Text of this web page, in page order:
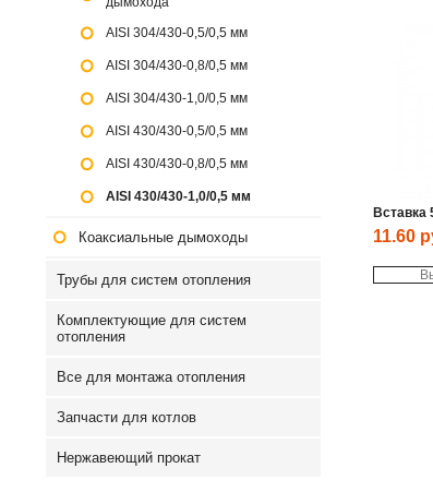
Вставка
11.60
AISI 304/430-0,5/0,5 мм
AISI 304/430-0,8/0,5 мм
AISI 304/430-1,0/0,5 мм
AISI 430/430-0,5/0,5 мм
AISI 430/430-0,8/0,5 мм
AISI 430/430-1,0/0,5 мм
Коаксиальные дымоходы
Трубы для систем отопления
Комплектующие для систем
отопления
Все для монтажа отопления
Запчасти для котлов
Нержавеющий прокат